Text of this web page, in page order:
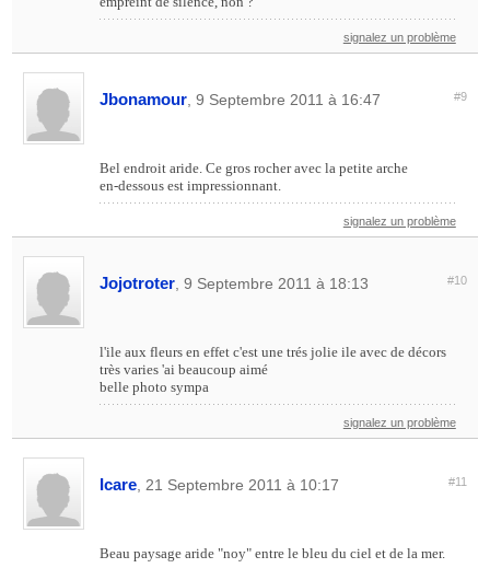
signalez un problème
Jbonamour , 9 Septembre 2011 à 16:47 #9
Bel endroit aride. Ce gros rocher avec la petite arche
en-dessous est impressionnant.
signalez un problème
Jojotroter , 9 Septembre 2011 à 18:13 #10
l'ile aux fleurs en effet c'est une trés jolie ile avec de décors
très varies 'ai beaucoup aimé
belle photo sympa
signalez un problème
Icare , 21 Septembre 2011 à 10:17 #11
Beau paysage aride "noy" entre le bleu du ciel et de la mer.